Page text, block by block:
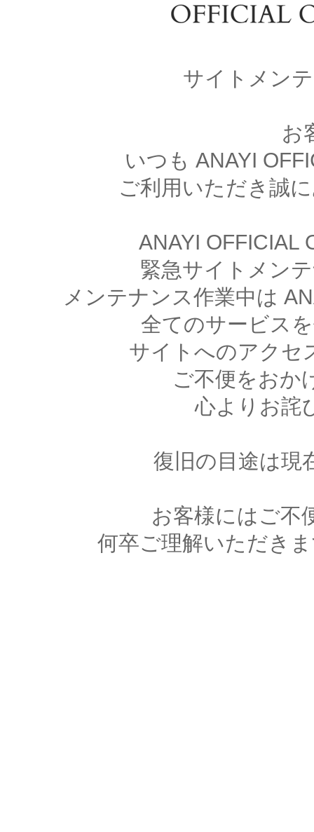
サイトメン
お
いつも ANAYI
ご利用いただき誠
ANAYI OFFICIAL
緊急サイトメン
メンテナンス作業中は
全てのサービス
サイトへのアクセ
ご不便をおか
心よりお詫
復旧の目途は現
お客様にはご不
何卒ご理解いただき